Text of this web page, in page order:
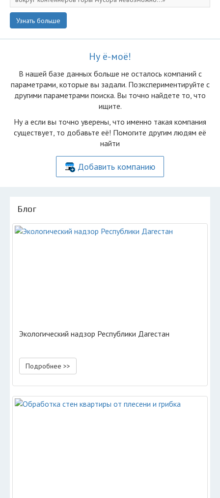
Узнать больше
Ну ё-моё!
В нашей базе данных больше не осталоcь компаний с
параметрами, которые вы задали. Поэкспериментируйте с
другими параметрами поиска. Вы точно найдете то, что
ищите.
Ну а если вы точно уверены, что именно такая компания
существует, то добавьте её! Помогите другим людям её
найти
Добавить компанию
Блог
Экологический надзор Республики Дагестан
Подробнее >>